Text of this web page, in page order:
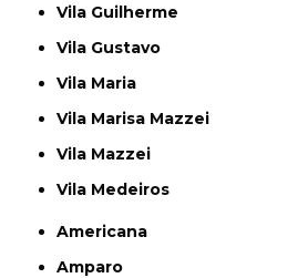
Vila Guilherme
Vila Gustavo
Vila Maria
Vila Marisa Mazzei
Vila Mazzei
Vila Medeiros
Americana
Amparo